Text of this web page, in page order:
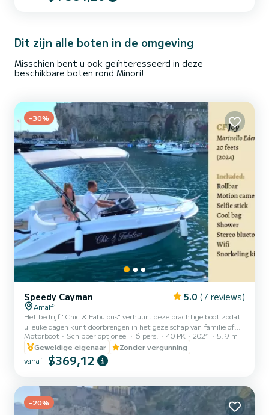
Dit zijn alle boten in de omgeving
Misschien bent u ook geïnteresseerd in deze
beschikbare boten rond Minori!
-30%
Speedy Cayman 5.0 (7 reviews)
Amalfi
Het bedrijf "Chic & Fabulous" verhuurt deze prachtige boot zodat
u leuke dagen kunt doorbrengen in het gezelschap van familie of
vrienden. Deze kleine boot is uitgerust met een comfortabel
zonnedek op de boeg met kussens, een speciale stuurpositie met
centrale zitplaats en een grote achterstevenzitplaats voor gasten.
Aan boord beschikt u over alle soorten comfort: stereo met
uit het water te klimmen. De boot wordt aangedreven do...
Motorboot Schipper optioneel 6 pers. 40 PK 2021
5.9 m
Geweldige eigenaar
Zonder vergunning
vanaf $369,12
-20%